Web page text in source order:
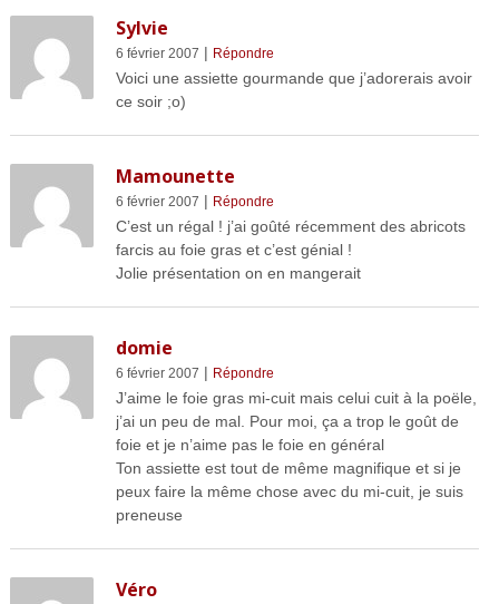
Sylvie
6 février 2007 | Répondre
Voici une assiette gourmande que j’adorerais avoir
ce soir ;o)
Mamounette
6 février 2007 | Répondre
C’est un régal ! j’ai goûté récemment des abricots
farcis au foie gras et c’est génial !
Jolie présentation on en mangerait
domie
6 février 2007 | Répondre
J’aime le foie gras mi-cuit mais celui cuit à la poële,
j’ai un peu de mal. Pour moi, ça a trop le goût de
foie et je n’aime pas le foie en général
Ton assiette est tout de même magnifique et si je
peux faire la même chose avec du mi-cuit, je suis
preneuse
Véro